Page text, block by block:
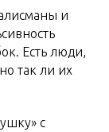
и
Есть люди,
так ли их
с